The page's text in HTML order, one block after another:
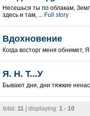
Несешься ты по облакам,
здесь и там, ... Full story
Вдохновение
Когда восторг меня обнимет,
Я. Н. Т...У
Бывают дни, дни тяжкие
total: 11 | displaying: 1 - 10